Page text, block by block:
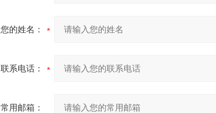
您的姓名：
联系电话：
常用邮箱：